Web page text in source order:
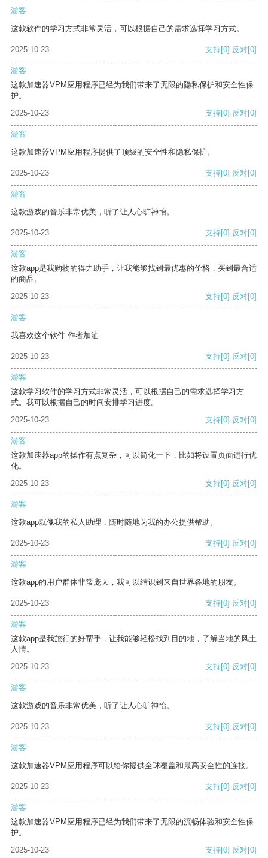
游客
这款软件的学习方式非常灵活，可以根据自己的需求选择学习方式。
2025-10-23 支持[0] 反对[0]
游客
这款加速器VPM应用程序已经为我们带来了无限的隐私保护和安全性保
护。
2025-10-23
支持[0] 反对[0]
游客
这款加速器VPM应用程序提供了顶级的安全性和隐私保护。
2025-10-23 支持[0] 反对[0]
游客
这款游戏的音乐非常优美，听了让人心旷神怡。
2025-10-23 支持[0] 反对[0]
游客
这款app是我购物的得力助手，让我能够找到最优惠的价格，买到最合适
的商品。
2025-10-23
支持[0] 反对[0]
游客
我喜欢这个软件 作者加油
2025-10-23 支持[0] 反对[0]
游客
这款学习软件的学习方式非常灵活，可以根据自己的需求选择学习方
式。我可以根据自己的时间安排学习进度。
2025-10-23
支持[0] 反对[0]
游客
这款加速器app的操作有点复杂，可以简化一下，比如将设置页面进行优
化。
2025-10-23
支持[0] 反对[0]
游客
这款app就像我的私人助理，随时随地为我的办公提供帮助。
2025-10-23 支持[0] 反对[0]
游客
这款app的用户群体非常庞大，我可以结识到来自世界各地的朋友。
2025-10-23 支持[0] 反对[0]
游客
这款app是我旅行的好帮手，让我能够轻松找到目的地，了解当地的风土
人情。
2025-10-23
支持[0] 反对[0]
游客
这款游戏的音乐非常优美，听了让人心旷神怡。
2025-10-23 支持[0] 反对[0]
游客
这款加速器VPM应用程序可以给你提供全球覆盖和最高安全性的连接。
2025-10-23 支持[0] 反对[0]
游客
这款加速器VPM应用程序已经为我们带来了无限的流畅体验和安全性保
护。
2025-10-23
支持[0] 反对[0]